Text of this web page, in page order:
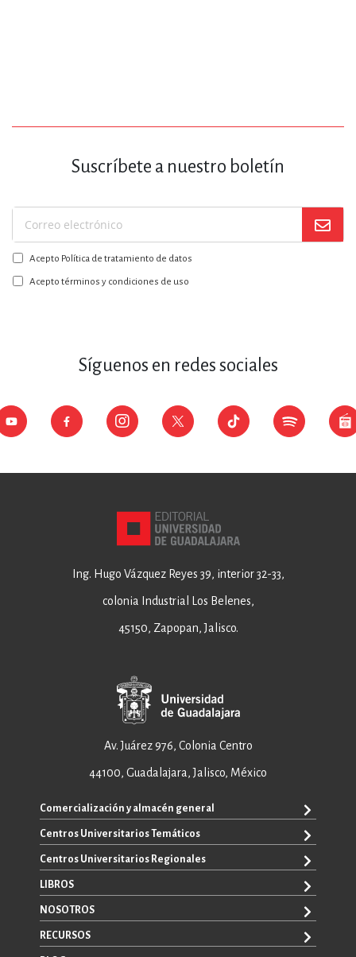
Suscríbete a nuestro boletín
Suscríbase
a
nuestro
boletín:
Acepto Política de tratamiento de datos
Acepto términos y condiciones de uso
Síguenos en redes sociales
Ing. Hugo Vázquez Reyes 39, interior 32-33,
colonia Industrial Los Belenes,
45150, Zapopan, Jalisco.
Av. Juárez 976, Colonia Centro
44100, Guadalajara, Jalisco, México
Comercialización y almacén general
+52 33 3640 6326
+52 33 3640 4595
ventas@editorial.udg.mx
WhatsApp: +52 33 1433 6869
Centros Universitarios Temáticos
CUAAD
CUCEA
CUCBA
CUCEI
Centros Universitarios Regionales
CUALTOS
CUCHAPALA
CUCOSTA
LIBROS
TODOS LOS LIBROS
E-BOOKS
NOSOTROS
SOBRE NOSOTROS
RECURSOS